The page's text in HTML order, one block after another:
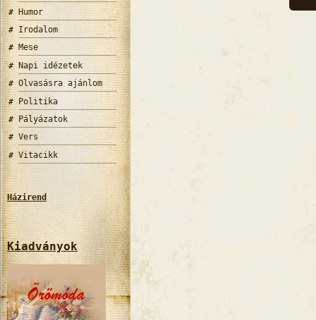
Humor
Irodalom
Mese
Napi idézetek
Olvasásra ajánlom
Politika
Pályázatok
Vers
Vitacikk
Házirend
Kiadványok